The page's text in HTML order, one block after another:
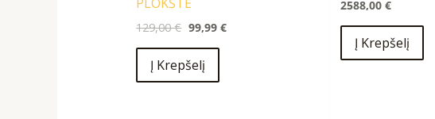
PLOKŠTĖ
129,00€ 99,99€
Į Krepšelį
2588,00€
Į Krepšelį